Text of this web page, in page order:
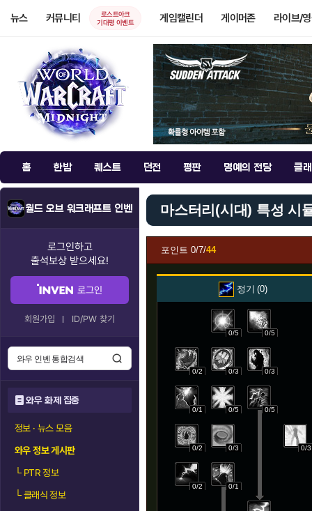
뉴스 커뮤니티
로스트아크
기대평 이벤트
게임캘린더 게이머존 라이브/
홈 한밤 퀘스트 던전 평판 명예의 전당 클
월드 오브 워크래프트 인벤
로그인하고
출석보상 받으세요!
로그인
회원가입 ID/PW 찾기
와우 화제 집중
정보 · 뉴스 모음
와우 정보 게시판
└PTR 정보
└클래식 정보
마스터리(시대) 특성 시
포인트 0/7/44
정기 0
0/5 0/5
0/2 0/3 0/3
0/1 0/5 0/5
0/2 0/3 0/3
0/2 0/1